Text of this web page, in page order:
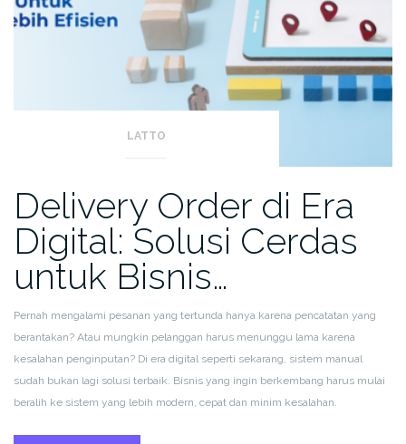
Digital”
LATTO
Delivery Order di Era
Digital: Solusi Cerdas
untuk Bisnis…
Pernah mengalami pesanan yang tertunda hanya karena pencatatan yang
berantakan? Atau mungkin pelanggan harus menunggu lama karena
kesalahan penginputan? Di era digital seperti sekarang, sistem manual
sudah bukan lagi solusi terbaik. Bisnis yang ingin berkembang harus mulai
beralih ke sistem yang lebih modern, cepat dan minim kesalahan.